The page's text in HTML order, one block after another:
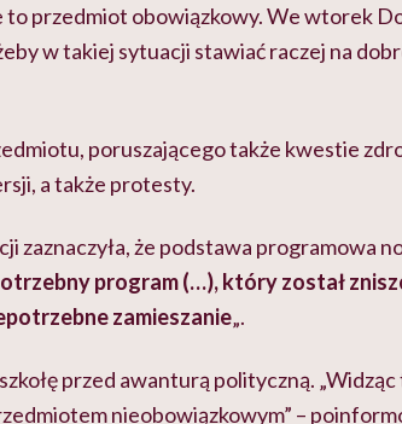
to przedmiot obowiązkowy. We wtorek
w takiej sytuacji stawiać raczej na
poruszającego także kwestie
a także protesty.
zaznaczyła, że podstawa programowa
program (…), który został
zamieszanie„.
przed awanturą polityczną.
nieobowiązkowym” –